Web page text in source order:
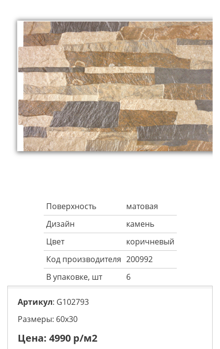
Поверхность
матовая
Дизайн
камень
Цвет
коричневый
Код производителя 200992
В упаковке, шт
6
Артикул: G102793
Размеры: 60х30
Цена: 4990 р/м2